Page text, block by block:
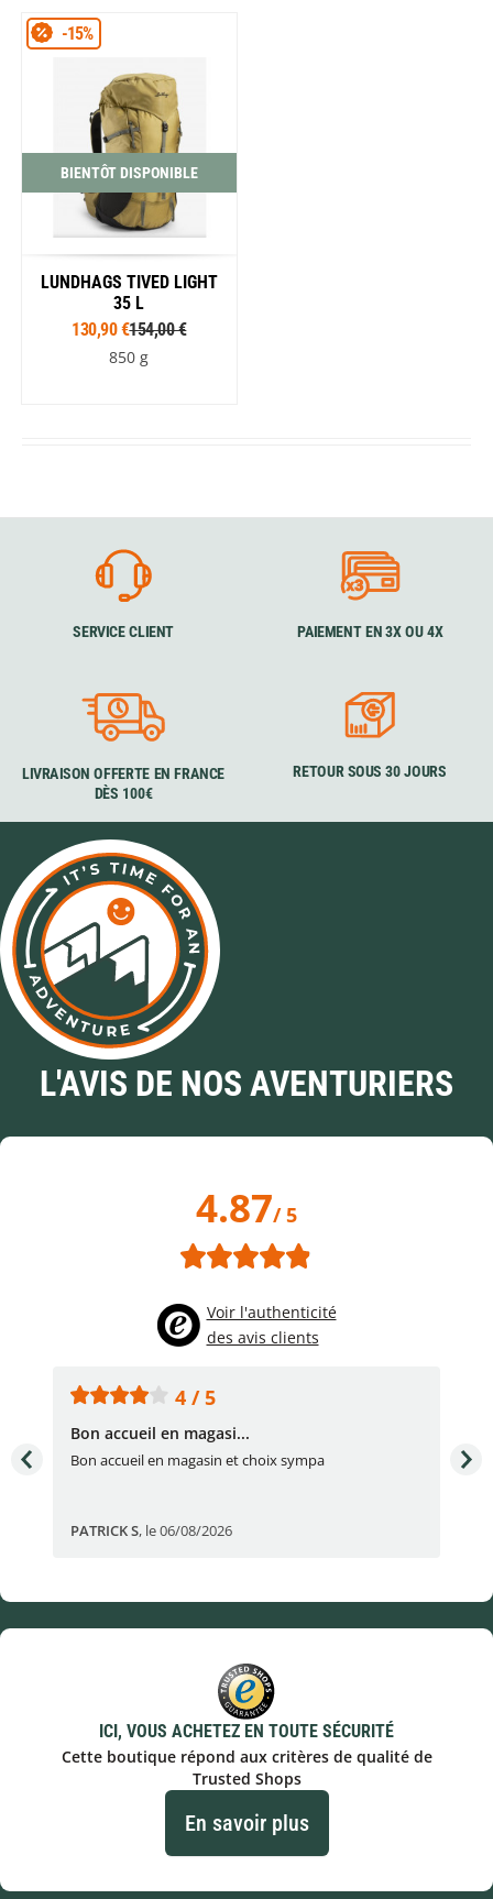
BIENTÔT DISPONIBLE
LUNDHAGS TIVED LIGHT
35 L
130,90 €154,00 €
-15%
850 g
SERVICE CLIENT PAIEMENT EN 3X OU 4X
LIVRAISON OFFERTE EN FRANCE
DÈS 100€
RETOUR SOUS 30 JOURS
L'AVIS DE NOS AVENTURIERS
4.87/ 5
Voir l'authenticité
des avis clients
4 / 5
Bon accueil en magasi...
Bon accueil en magasin et choix sympa
PATRICK S, le 06/08/2026
ICI, VOUS ACHETEZ EN TOUTE SÉCURITÉ
Cette boutique répond aux critères de qualité de
Trusted Shops
En savoir plus